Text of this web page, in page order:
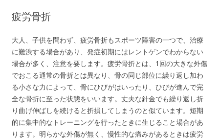
神経失調症(うつ病 パニック障害)
美容鍼灸 ダイエット(耳つぼ＆ラジ
オ波による体質改善) 慢性腎臓病 頭
痛 天気痛(気象病) 顔面神経麻痺
三叉神経痛
プ
疲労骨折
大人、子供を問わず、疲労骨折もスポーツ障害の一つで、治療
に難渋する場合があり、発症初期にはレントゲンでわからない
場合が多く、注意を要します。疲労骨折とは、1回の大きな外傷
でおこる通常の骨折とは異なり、骨の同じ部位に繰り返し加わ
る小さな力によって、骨にひびがはいったり、ひびが進んで完
全な骨折に至った状態をいいます。丈夫な針金でも繰り返し折
り曲げ伸ばしを続けると折損してしまうのと似ています。短期
的に集中的なトレーニングを行ったときに生じること場合があ
ります。明らかな外傷が無く、慢性的な痛みがあるときは疲労